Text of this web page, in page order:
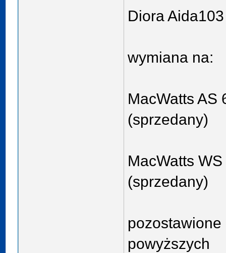
Diora
wymiana na:
MacWatts AS
(sprzedany)
MacWatts
(sprzedany)
powyższych